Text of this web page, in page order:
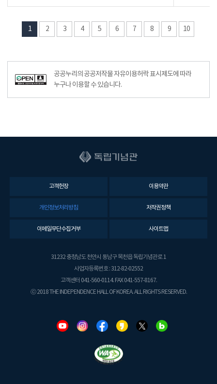
1 2 3 4 5 6 7 8 9 10
공공누리의 공공저작물 자유이용허락 표시제도에 따라
누구나 이용할 수 있습니다.
고객헌장 이용약관
개인정보처리방침 저작권정책
이메일무단수집거부 사이트맵
31232 충청남도 천안시 동남구 목천읍 독립기념관로 1
사업자등록번호 : 312-82-02552
고객센터 041-560-0114. FAX 041-557-8167.
ⓒ 2018 THE INDEPENDENCE HALL OF KOREA. ALL RIGHTS RESERVED.